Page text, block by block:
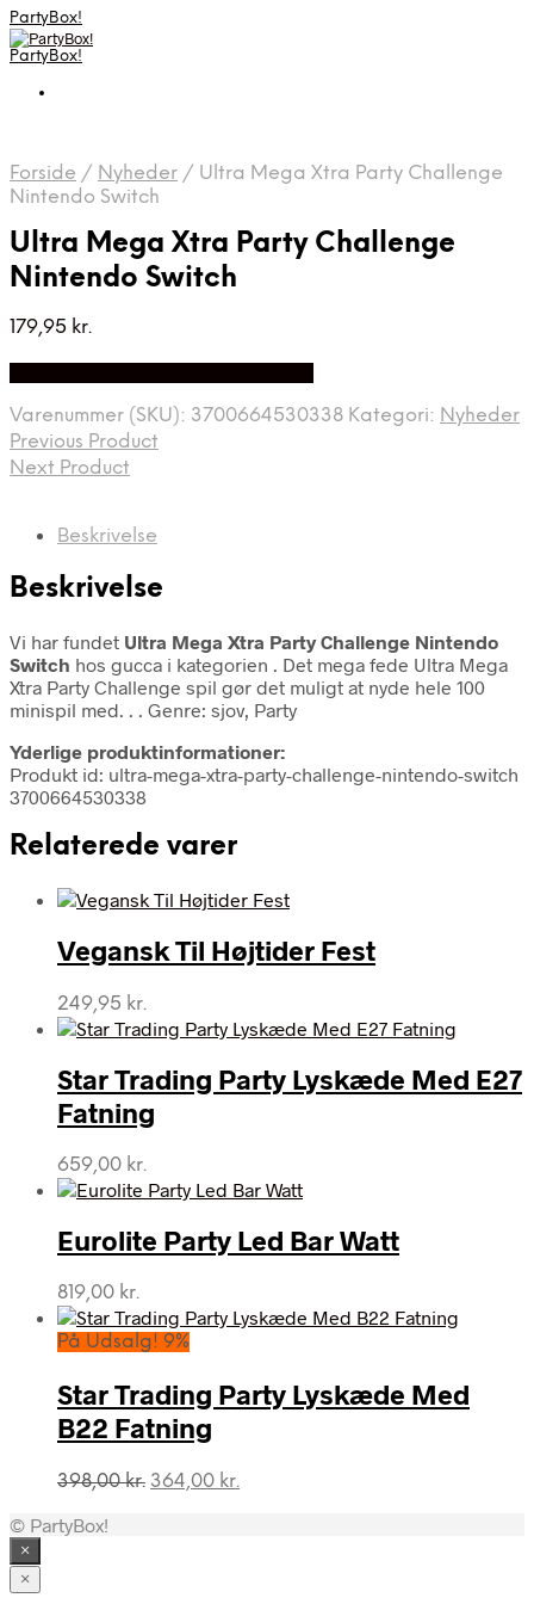
PartyBox!
PartyBox!
Forside / Nyheder / Ultra Mega Xtra Party Challenge
Nintendo Switch
Ultra Mega Xtra Party Challenge
Nintendo Switch
179,95 kr.
Varenummer (SKU): 3700664530338 Kategori: Nyheder
Previous Product
Next Product
Beskrivelse
Beskrivelse
Vi har fundet Ultra Mega Xtra Party Challenge Nintendo
Switch hos gucca i kategorien . Det mega fede Ultra Mega
Xtra Party Challenge spil gør det muligt at nyde hele 100
minispil med. . . Genre: sjov, Party
Yderlige produktinformationer:
Produkt id: ultra-mega-xtra-party-challenge-nintendo-switch
3700664530338
Relaterede varer
Vegansk Til Højtider Fest
249,95 kr.
Star Trading Party Lyskæde Med E27
Fatning
659,00 kr.
Eurolite Party Led Bar Watt
819,00 kr.
På Udsalg! 9%
Star Trading Party Lyskæde Med
B22 Fatning
398,00kr. Den
364,00 kr.
© PartyBox!
×
×